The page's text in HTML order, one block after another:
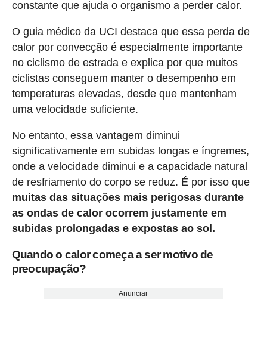
constante que ajuda o organismo a perder calor.
O guia médico da UCI destaca que essa perda de
calor por convecção é especialmente importante
no ciclismo de estrada e explica por que muitos
ciclistas conseguem manter o desempenho em
temperaturas elevadas, desde que mantenham
uma velocidade suficiente.
No entanto, essa vantagem diminui
significativamente em subidas longas e íngremes,
onde a velocidade diminui e a capacidade natural
de resfriamento do corpo se reduz. É por isso que
muitas das situações mais perigosas durante
as ondas de calor ocorrem justamente em
subidas prolongadas e expostas ao sol.
Quando o calor começa a ser motivo de
preocupação?
Anunciar